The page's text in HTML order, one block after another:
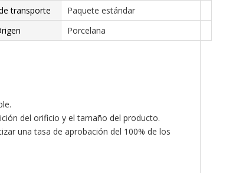
transporte
Paquete estándar
Porcelana
del orificio y el tamaño del producto.
una tasa de aprobación del 100% de los